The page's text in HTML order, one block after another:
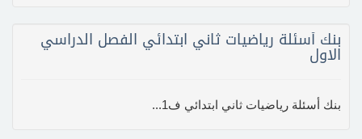
بنك أسئلة رياضيات ثاني ابتدائي الفصل الدراسي
الاول
بنك أسئلة رياضيات ثاني ابتدائي ف1...